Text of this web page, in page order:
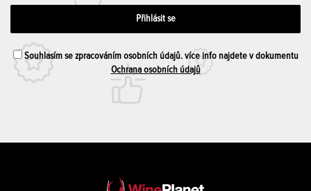
Souhlasím se zpracováním osobních údajů. více info najdete v dokumentu
Ochrana osobních údajů